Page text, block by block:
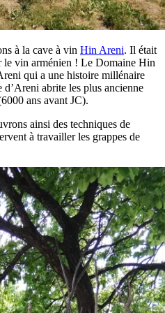
à la cave à vin Hin Areni. Il était
le vin arménien ! Le Domaine Hin
qui a une histoire millénaire
abrite les plus ancienne
ans avant JC).
ainsi des techniques de
à travailler les grappes de